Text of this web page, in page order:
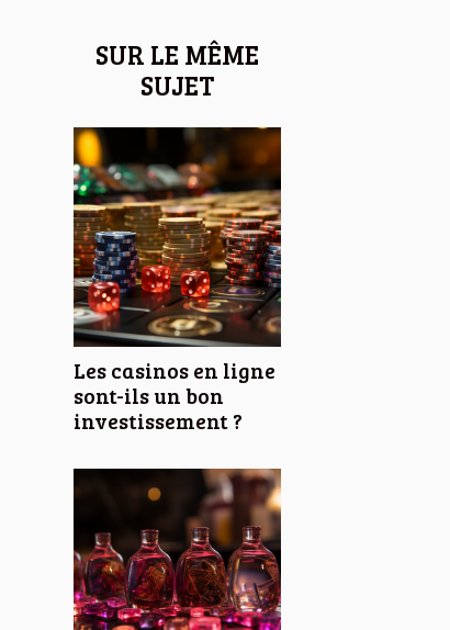
SUR LE MÊME
SUJET
Les casinos en ligne
sont-ils un bon
investissement ?